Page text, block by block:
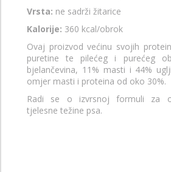
Vrsta: ne sadrži žitarice
Kalorije: 360 kcal/obrok
Ovaj proizvod većinu svojih
puretine te pilećeg i purećeg
bjelančevina, 11% masti i 44%
omjer masti i proteina od oko 30%.
Radi se o izvrsnoj formuli za
tjelesne težine psa.